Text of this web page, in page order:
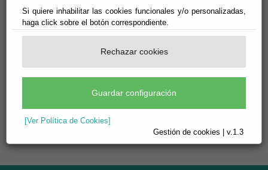
Si quiere inhabilitar las cookies funcionales y/o personalizadas,
haga click sobre el botón correspondiente.
Rechazar cookies
Guardar configuración
[Ver Política de Cookies]
Gestión de cookies | v.1.3
Personal
Pleno
Territorio